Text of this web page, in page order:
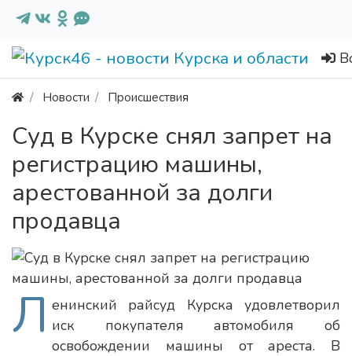
Новости Происшествия
Суд в Курске снял запрет на
регистрацию машины,
арестованной за долги
продавца
Л енинский райсуд Курска удовлетворил
иск покупателя автомобиля об
освобождении машины от ареста. В